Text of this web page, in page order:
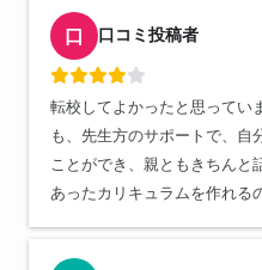
口 口コミ投稿者
転校してよかったと思ってい
も、先生方のサポートで、自
ことができ、親ともきちんと
あったカリキュラムを作れる